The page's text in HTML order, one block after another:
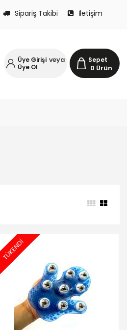
Sipariş Takibi İletişim
Sepet
0 Ürün
Üye Girişi veya
Üye Ol
TÜKENDİ